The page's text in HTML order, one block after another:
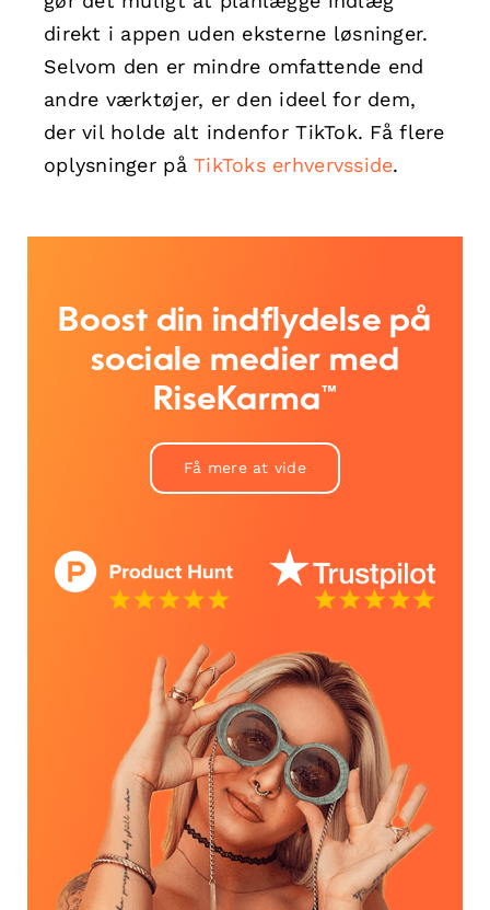
direkt i appen uden eksterne løsninger.
Selvom den er mindre omfattende end
andre værktøjer, er den ideel for dem,
der vil holde alt indenfor TikTok. Få flere
oplysninger påTikToks erhvervsside.
Boost din indflydelse på
sociale medier med
RiseKarma™
Få mere at vide